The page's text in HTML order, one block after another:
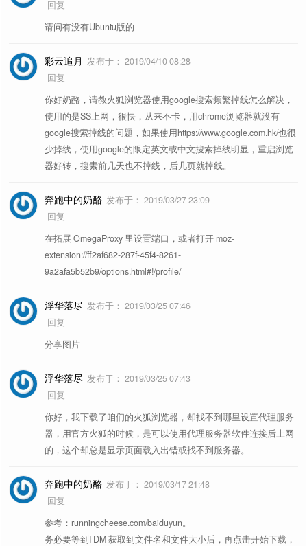
回复
请问有没有Ubuntu版的
彩云追月 发布于： 2019/04/10 08:28
回复
你好奶酪，请教火狐浏览器使用google搜索频繁掉线怎么解决，
使用的是SS上网，很快，从来不卡，用chrome浏览器就没有
google搜索掉线的问题，如果使用https://www.google.com.hk/也很
少掉线，使用google的限定英文或中文搜索掉线明显，重启浏览
器好转，搜素前几天也不掉线，后几页就掉线。
奔跑中的奶酪 发布于： 2019/03/27 23:09
回复
在拓展 OmegaProxy 里设置端口，或者打开 moz-
extension://ff2af682-287f-45f4-8261-
9a2afa5b52b9/options.html#!/profile/
浮华落尽 发布于： 2019/03/25 07:46
回复
分享图片
浮华落尽 发布于： 2019/03/25 07:43
回复
你好，我下载了咱们的火狐浏览器，却找不到哪里设置代理服务
器，用官方火狐的时候，是可以使用代理服务器软件连接后上网
的，这个却总是显示页面载入出错或找不到服务器。
奔跑中的奶酪 发布于： 2019/03/17 21:48
回复
参考：runningcheese.com/baiduyun。
务必要等到I DM 获取到文件名和文件大小后，再点击开始下载，